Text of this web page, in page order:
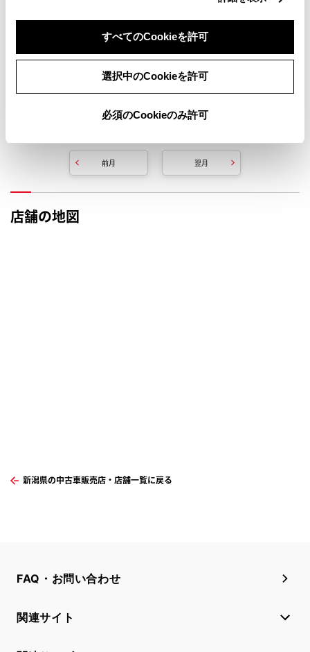
すべてのCookieを許可
選択中のCookieを許可
必須のCookieのみ許可
前月 翌月
店舗の地図
新潟県の中古車販売店・店舗一覧に戻る
FAQ・お問い合わせ
関連サイト